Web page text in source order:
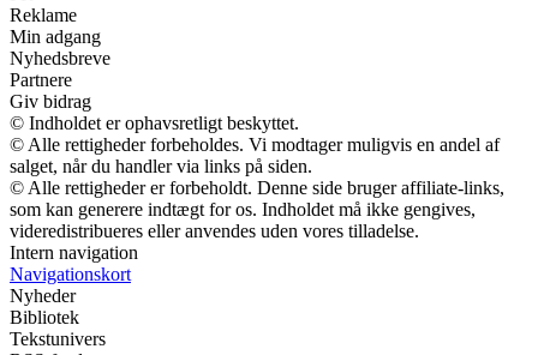
Reklame
Min adgang
Nyhedsbreve
Partnere
Giv bidrag
© Indholdet er ophavsretligt beskyttet.
© Alle rettigheder forbeholdes. Vi modtager muligvis en andel af
salget, når du handler via links på siden.
© Alle rettigheder er forbeholdt. Denne side bruger affiliate-links,
som kan generere indtægt for os. Indholdet må ikke gengives,
videredistribueres eller anvendes uden vores tilladelse.
Intern navigation
Navigationskort
Nyheder
Bibliotek
Tekstunivers